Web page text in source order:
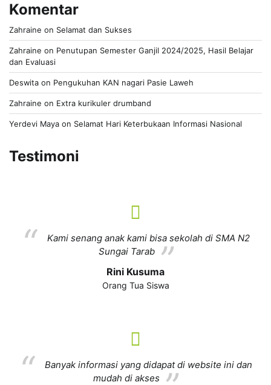
Komentar
Zahraine on Selamat dan Sukses
Zahraine on Penutupan Semester Ganjil 2024/2025, Hasil Belajar
dan Evaluasi
Deswita on Pengukuhan KAN nagari Pasie Laweh
Zahraine on Extra kurikuler drumband
Yerdevi Maya on Selamat Hari Keterbukaan Informasi Nasional
Testimoni
Kami senang anak kami bisa sekolah di SMA N2
Sungai Tarab
Rini Kusuma
Orang Tua Siswa
Banyak informasi yang didapat di website ini dan
mudah di akses